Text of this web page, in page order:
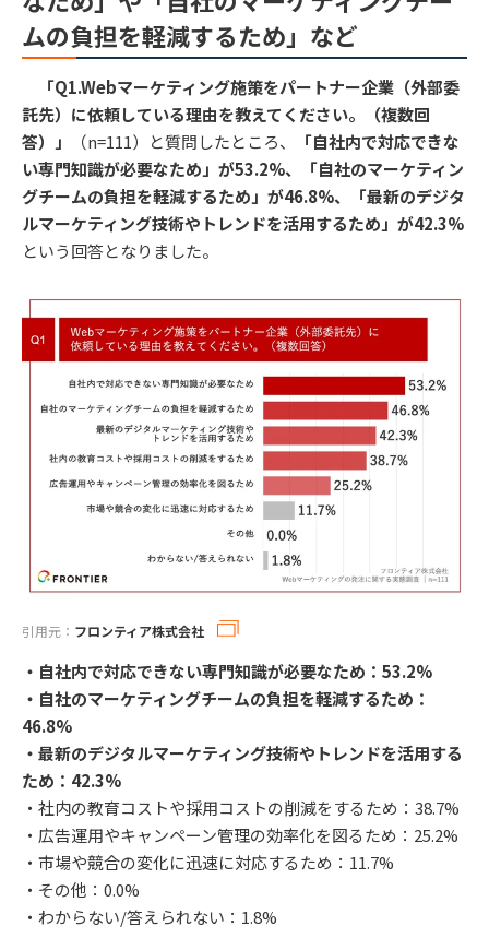
ムの負担を軽減するため」など
「Q1.Webマーケティング施策をパートナー企業（外部委
託先）に依頼している理由を教えてください。（複数回
答）」
（n=111）と質問したところ、
「自社内で対応できな
い専門知識が必要なため」が53.2%、「自社のマーケティン
グチームの負担を軽減するため」が46.8%、「最新のデジタ
ルマーケティング技術やトレンドを活用するため」が42.3%
という回答となりました。
引用元： フロンティア株式会社
・自社内で対応できない専門知識が必要なため：53.2%
・自社のマーケティングチームの負担を軽減するため：
46.8%
・最新のデジタルマーケティング技術やトレンドを活用する
ため：42.3%
・社内の教育コストや採用コストの削減をするため：38.7%
・広告運用やキャンペーン管理の効率化を図るため：25.2%
・市場や競合の変化に迅速に対応するため：11.7%
・その他：0.0%
・わからない/答えられない：1.8%